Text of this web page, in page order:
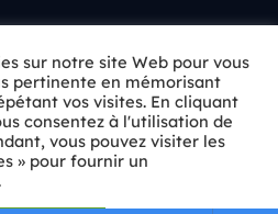
Tous droits réservés.
sur notre site Web pour vous
pertinente en mémorisant
vos visites. En cliquant
consentez à l'utilisation de
vous pouvez visiter les
» pour fournir un